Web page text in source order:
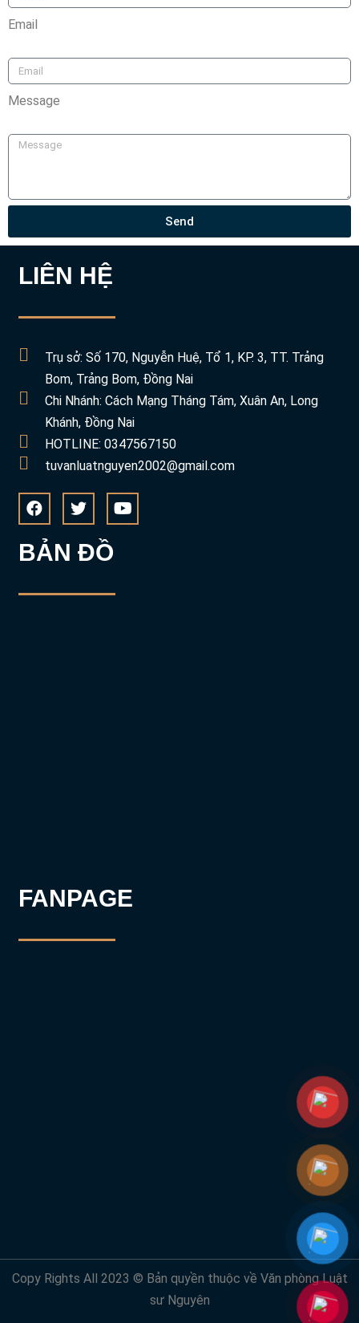
Email
Message
Send
LIÊN HỆ
Trụ sở: Số 170, Nguyễn Huệ, Tổ 1, KP. 3, TT. Trảng
Bom, Trảng Bom, Đồng Nai
Chi Nhánh: Cách Mạng Tháng Tám, Xuân An, Long
Khánh, Đồng Nai
HOTLINE: 0347567150
tuvanluatnguyen2002@gmail.com
BẢN ĐỒ
FANPAGE
Copy Rights All 2023 © Bản quyền thuộc về Văn phòng Luật
sư Nguyên